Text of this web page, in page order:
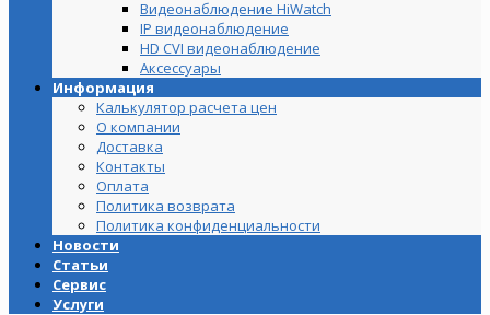
Видеонаблюдение HiWatch
IP видеонаблюдение
HD CVI видеонаблюдение
Аксессуары
Информация
Калькулятор расчета цен
О компании
Доставка
Контакты
Оплата
Политика возврата
Политика конфиденциальности
Новости
Статьи
Сервис
Услуги